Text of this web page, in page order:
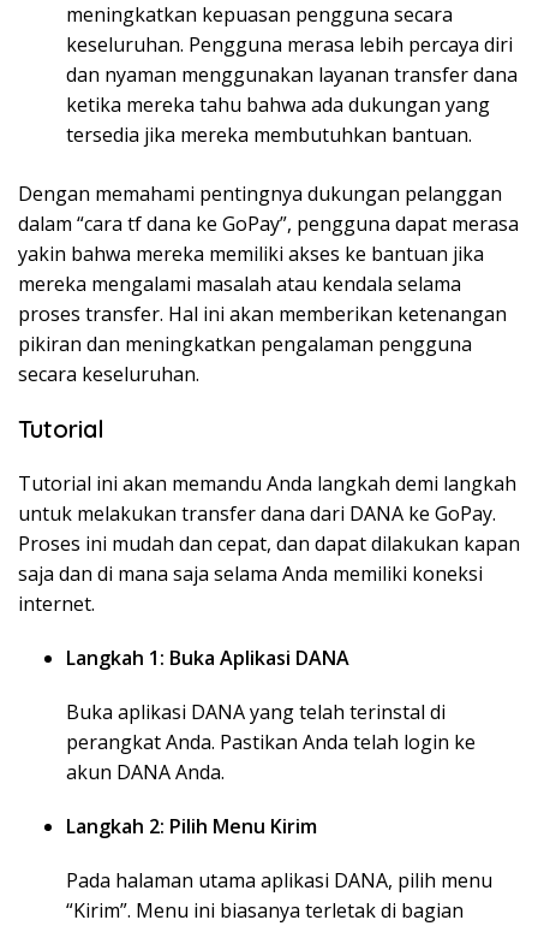
meningkatkan kepuasan pengguna secara
keseluruhan. Pengguna merasa lebih percaya diri
dan nyaman menggunakan layanan transfer dana
ketika mereka tahu bahwa ada dukungan yang
tersedia jika mereka membutuhkan bantuan.
Dengan memahami pentingnya dukungan pelanggan
dalam “cara tf dana ke GoPay”, pengguna dapat merasa
yakin bahwa mereka memiliki akses ke bantuan jika
mereka mengalami masalah atau kendala selama
proses transfer. Hal ini akan memberikan ketenangan
pikiran dan meningkatkan pengalaman pengguna
secara keseluruhan.
Tutorial
Tutorial ini akan memandu Anda langkah demi langkah
untuk melakukan transfer dana dari DANA ke GoPay.
Proses ini mudah dan cepat, dan dapat dilakukan kapan
saja dan di mana saja selama Anda memiliki koneksi
internet.
Langkah 1: Buka Aplikasi DANA
Buka aplikasi DANA yang telah terinstal di
perangkat Anda. Pastikan Anda telah login ke
akun DANA Anda.
Langkah 2: Pilih Menu Kirim
Pada halaman utama aplikasi DANA, pilih menu
“Kirim”. Menu ini biasanya terletak di bagian